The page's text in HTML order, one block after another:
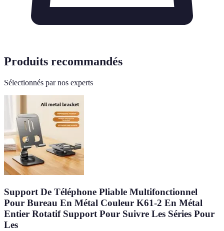
Produits recommandés
Sélectionnés par nos experts
Support De Téléphone Pliable Multifonctionnel
Pour Bureau En Métal Couleur K61-2 En Métal
Entier Rotatif Support Pour Suivre Les Séries Pour
Les